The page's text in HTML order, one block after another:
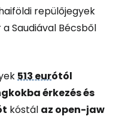
repülőjegyek
Saudiával Bécsből
513 eurótól
érkezés és
kóstál az open-jaw